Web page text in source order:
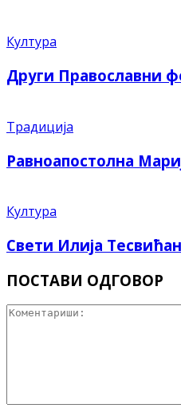
Култура
Други Православни
Традиција
Равноапостолна
Култура
Свети Илија
ПОСТАВИ ОДГОВОР